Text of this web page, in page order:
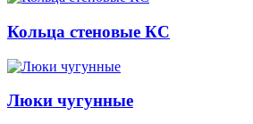
Кольца стеновые КС
Люки чугунные